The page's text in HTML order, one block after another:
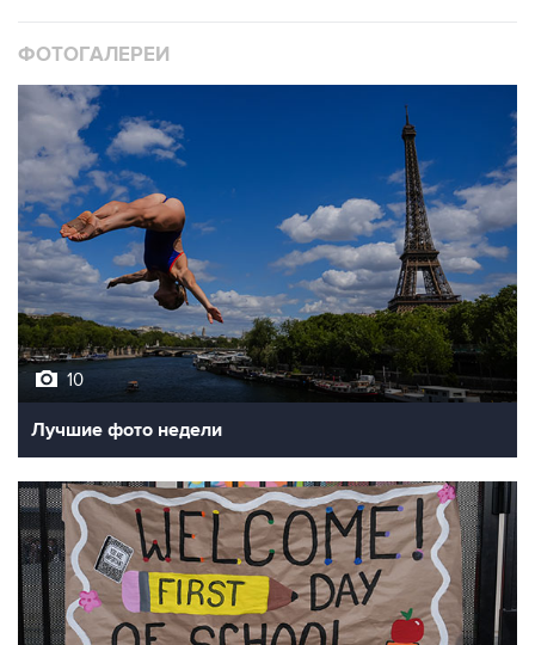
ФОТОГАЛЕРЕИ
10
Лучшие фото недели